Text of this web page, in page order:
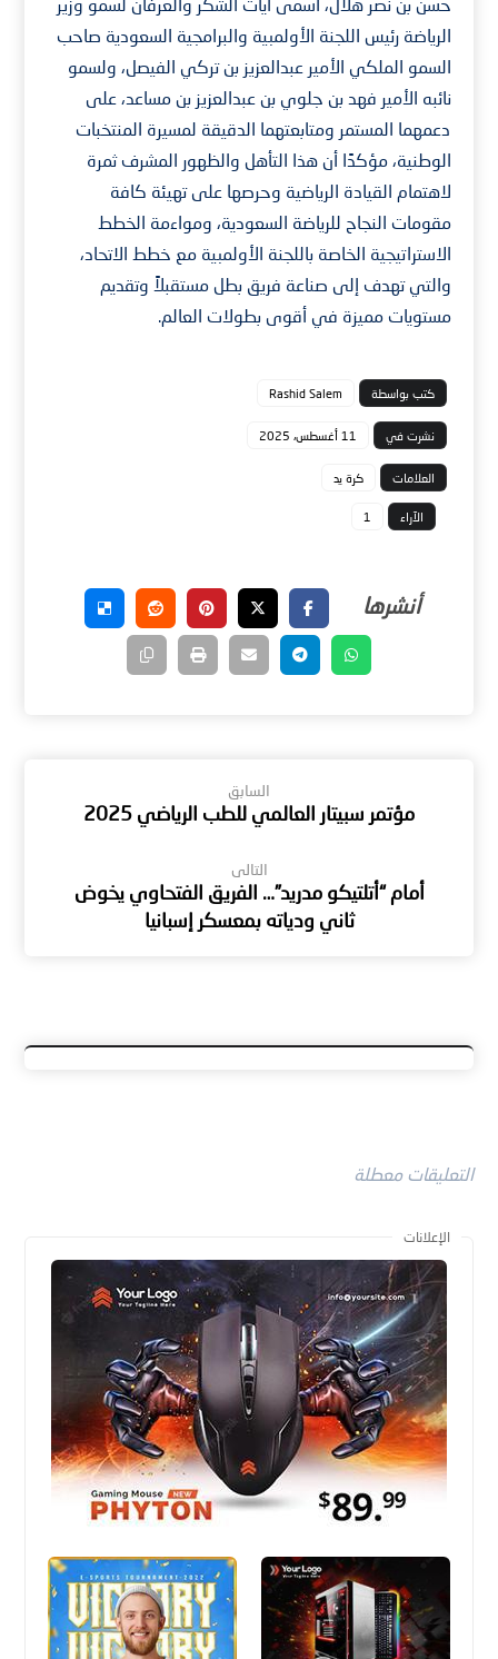
الرياضة رئيس اللجنة الأولمبية والبرامجية السعودية صاحب
السمو الملكي الأمير عبدالعزيز بن تركي الفيصل، ولسمو
نائبه الأمير فهد بن جلوي بن عبدالعزيز بن مساعد، على
دعمهما المستمر ومتابعتهما الدقيقة لمسيرة المنتخبات
الوطنية، مؤكدًا أن هذا التأهل والظهور المشرف ثمرة
لاهتمام القيادة الرياضية وحرصها على تهيئة كافة
مقومات النجاح للرياضة السعودية، ومواءمة الخطط
الاستراتيجية الخاصة باللجنة الأولمبية مع خطط الاتحاد،
والتي تهدف إلى صناعة فريق بطل مستقبلاً وتقديم
مستويات مميزة في أقوى بطولات العالم.
كتب بواسطة Rashid Salem
نشرت في 11 أغسطس، 2025
العلامات كرة يد
الآراء 1
السابق
مؤتمر سبيتار العالمي للطب الرياضي 2025
التالى
أمام “أتلتيكو مدريد”… الفريق الفتحاوي يخوض
ثاني ودياته بمعسكر إسبانيا
التعليقات معطلة
الإعلانات